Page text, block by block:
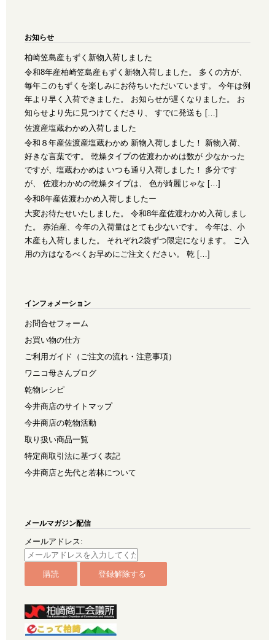
お知らせ
柏崎笠島産もずく新物入荷しました
令和8年産柏崎笠島産もずく新物入荷しました。 多くの方が、
毎年このもずくを楽しみにお待ちいただいています。 今年は例
年より早く入荷できました。 お知らせが遅くなりました。 お
知らせより先に見つけてくださり、 すでに発送も […]
佐渡産塩蔵わかめ入荷しました
令和８年産佐渡産塩蔵わかめ 新物入荷しました！ 新物入荷、
好きな言葉です。 乾燥タイプの佐渡わかめは数が 少なかった
ですが、塩蔵わかめは いつも通り入荷しました！ 多分です
が、 佐渡わかめの乾燥タイプは、 色が綺麗じゃな […]
令和8年産佐渡わかめ入荷しましたー
大変お待たせいたしました。 令和8年産佐渡わかめ入荷しまし
た。 赤泊産、今年の入荷量はとても少ないです。 今年は、小
木産も入荷しました。 それぞれ2袋ずつ限定になります。 ご入
用の方はなるべくお早めにご注文ください。 乾 […]
インフォメーション
お問合せフォーム
お買い物の仕方
ご利用ガイド（ご注文の流れ・注意事項）
ワニコ母さんブログ
乾物レシピ
今井商店のサイトマップ
今井商店の乾物活動
取り扱い商品一覧
特定商取引法に基づく表記
今井商店と先代と若林について
メールマガジン配信
メールアドレス: